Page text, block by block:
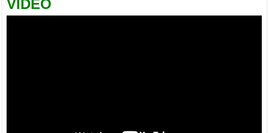
VIDEO